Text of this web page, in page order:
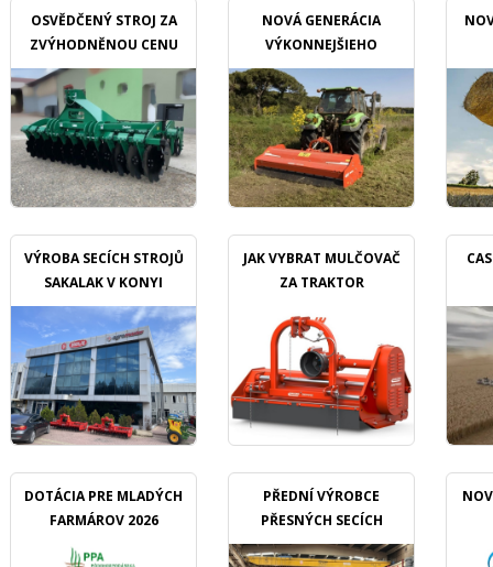
OSVĚDČENÝ STROJ ZA
ZVÝHODNĚNOU CENU
NOVÁ GENERÁCIA
VÝKONNEJŠIEHO
MULČOVAČU
VÝROBA SECÍCH STROJŮ
SAKALAK V KONYI
JAK VYBRAT MULČOVAČ
ZA TRAKTOR
DOTÁCIA PRE MLADÝCH
FARMÁROV 2026
PŘEDNÍ VÝROBCE
PŘESNÝCH SECÍCH
STROJŮ OZDOKEN